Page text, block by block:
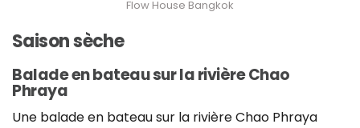
Flow House Bangkok
Saison sèche
Balade en bateau sur la rivière Chao
Phraya
Une balade en bateau sur la rivière Chao Phraya